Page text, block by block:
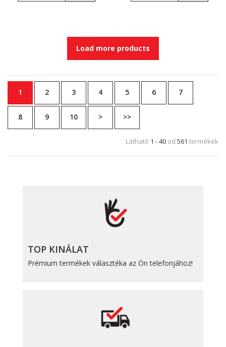
Load more products
1 2 3 4 5 6 7
8 9 10 > >>
Látható 1 - 40 od 561 termékek
TOP KINÁLAT
Prémium termékek választéka az Ön telefonjához!